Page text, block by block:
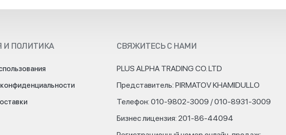
И ПОЛИТИКА СВЯЖИТЕСЬ С НАМИ
PLUS ALPHA TRADING CO. LTD
Представитель: PIRMATOV KHAMIDULLO
Телефон: 010-9802-3009 / 010-8931-3009
Бизнес лицензия: 201-86-44094